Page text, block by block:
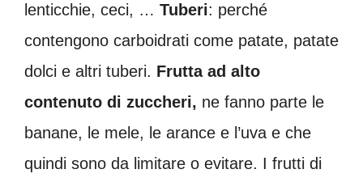
lenticchie, ceci, … Tuberi: perché
contengono carboidrati come patate, patate
dolci e altri tuberi. Frutta ad alto
contenuto di zuccheri, ne fanno parte le
banane, le mele, le arance e l’uva e che
quindi sono da limitare o evitare. I frutti di